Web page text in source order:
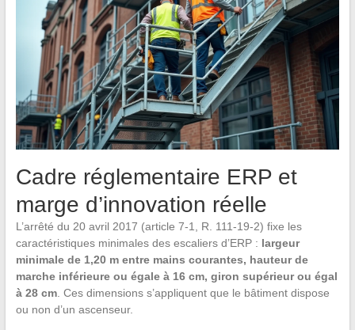
Cadre réglementaire ERP et
marge d’innovation réelle
L’arrêté du 20 avril 2017 (article 7-1, R. 111-19-2) fixe les
caractéristiques minimales des escaliers d’ERP : largeur
minimale de 1,20 m entre mains courantes, hauteur de
marche inférieure ou égale à 16 cm, giron supérieur ou égal
à 28 cm. Ces dimensions s’appliquent que le bâtiment dispose
ou non d’un ascenseur.